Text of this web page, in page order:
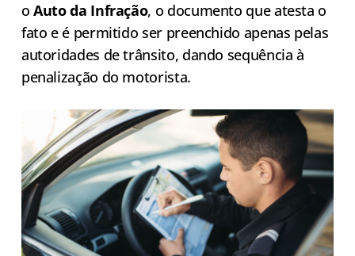
oAuto da Infração, o documento que atesta o
fato e é permitido ser preenchido apenas pelas
autoridades de trânsito, dando sequência à
penalização do motorista.